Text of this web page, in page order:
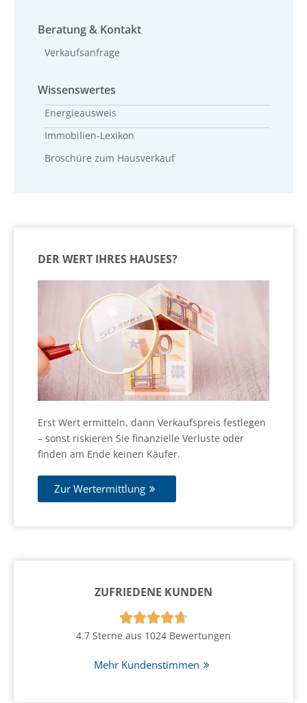
Beratung & Kontakt
Verkaufsanfrage
Wissenswertes
Energieausweis
Immobilien-Lexikon
Broschüre zum Hausverkauf
DER WERT IHRES HAUSES?
Erst Wert ermitteln, dann Verkaufspreis festlegen
– sonst riskieren Sie finanzielle Verluste oder
finden am Ende keinen Käufer.
Zur Wertermittlung
ZUFRIEDENE KUNDEN

4.7 Sterne aus 1024 Bewertungen
Mehr Kundenstimmen